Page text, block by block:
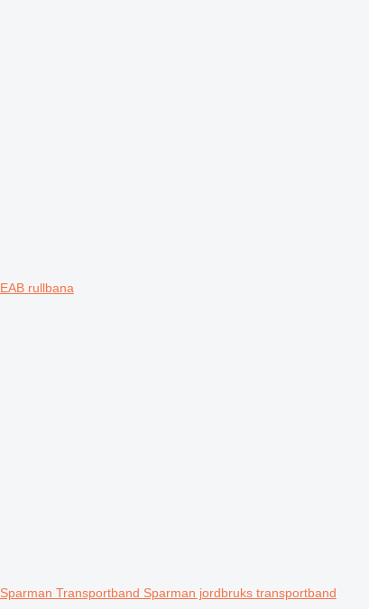
EAB rullbana
Sparman Transportband Sparman jordbruks transportband